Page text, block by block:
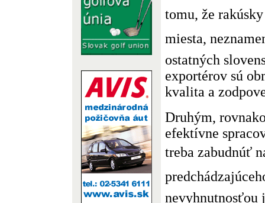
tomu, že
miesta,
ostatných
exportérov sú
kvalita a
Druhým,
efektívne
treba zabudnúť
nevyhnutnosťou